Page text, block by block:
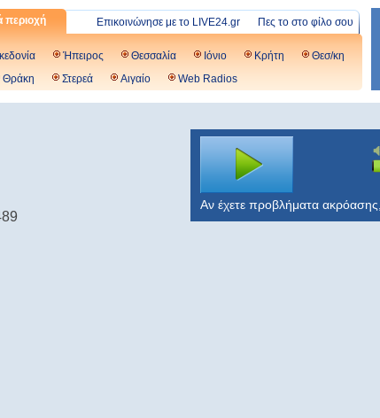
περιοχή Πες το στο φίλο σου
Επικοινώνησε με το LIVE24.gr
Ήπειρος Θεσσαλία Ιόνιο Κρήτη
Θεσ/κη
Θράκη Στερεά Αιγαίο Web Radios
Αν έχετε προβλήματα ακρόασης,